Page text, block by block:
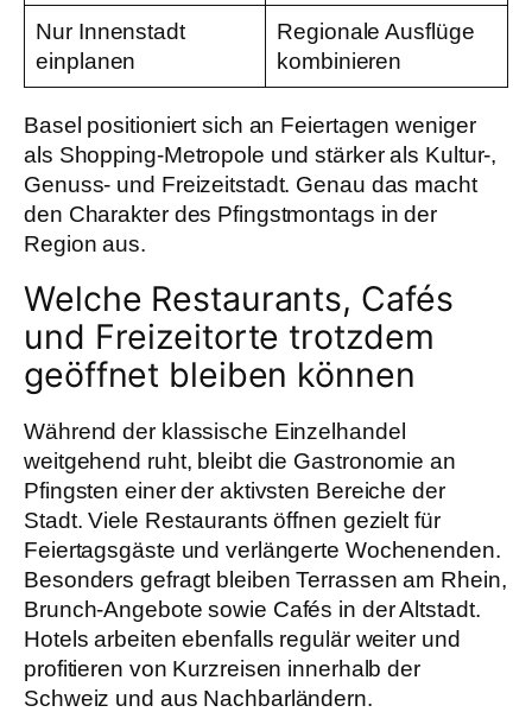
Nur Innenstadt
einplanen
Regionale Ausflüge
kombinieren
Basel positioniert sich an Feiertagen weniger
als Shopping-Metropole und stärker als Kultur-,
Genuss- und Freizeitstadt. Genau das macht
den Charakter des Pfingstmontags in der
Region aus.
Welche Restaurants, Cafés
und Freizeitorte trotzdem
geöffnet bleiben können
Während der klassische Einzelhandel
weitgehend ruht, bleibt die Gastronomie an
Pfingsten einer der aktivsten Bereiche der
Stadt. Viele Restaurants öffnen gezielt für
Feiertagsgäste und verlängerte Wochenenden.
Besonders gefragt bleiben Terrassen am Rhein,
Brunch-Angebote sowie Cafés in der Altstadt.
Hotels arbeiten ebenfalls regulär weiter und
profitieren von Kurzreisen innerhalb der
Schweiz und aus Nachbarländern.